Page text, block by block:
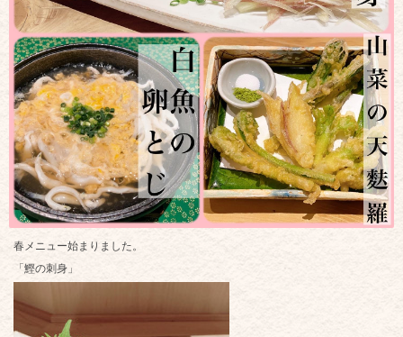
春メニュー始まりました。
「鰹の刺身」